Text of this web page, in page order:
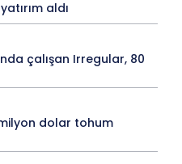
aldı
çalışan Irregular, 80
dolar tohum